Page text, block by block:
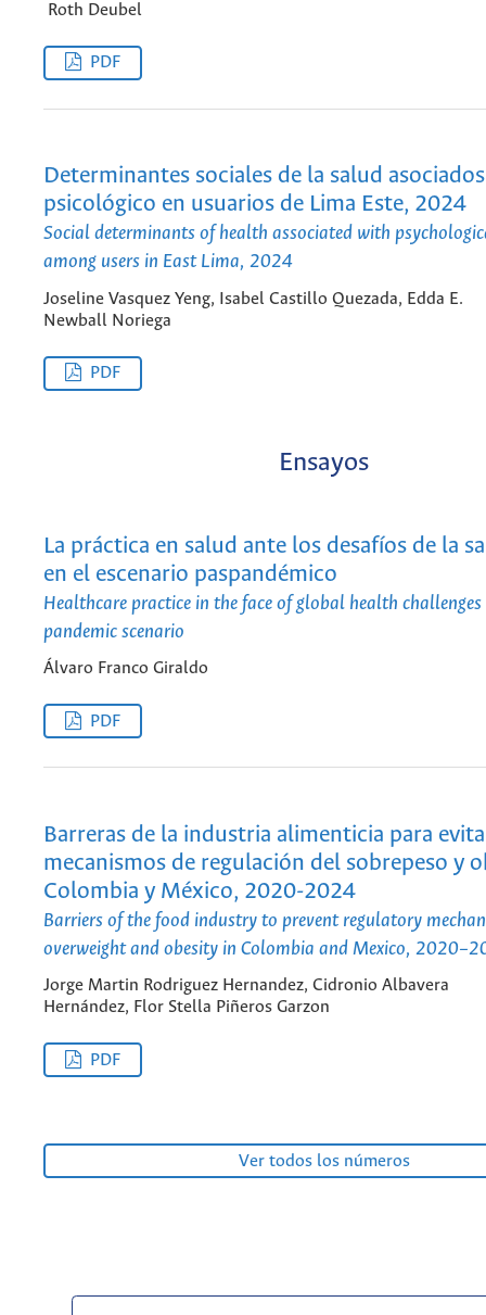
Roth Deubel
PDF
Determinantes sociales de la salud
psicológico en usuarios de Lima Este, 2024
Social determinants of health associated with
among users in East Lima, 2024
Joseline Vasquez Yeng, Isabel Castillo Quezada, Edda E.
Newball Noriega
PDF
Ensayos
La práctica en salud ante los desafíos de la
en el escenario paspandémico
Healthcare practice in the face of global health
pandemic scenario
Álvaro Franco Giraldo
PDF
Barreras de la industria alimenticia para
mecanismos de regulación del sobrepeso y
Colombia y México, 2020-2024
Barriers of the food industry to prevent regulatory
overweight and obesity in Colombia and Mexico,
Jorge Martin Rodriguez Hernandez, Cidronio Albavera
Hernández, Flor Stella Piñeros Garzon
PDF
Ver todos los números